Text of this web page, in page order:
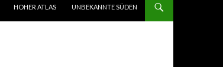
HOHER ATLAS UNBEKANNTE SÜDEN